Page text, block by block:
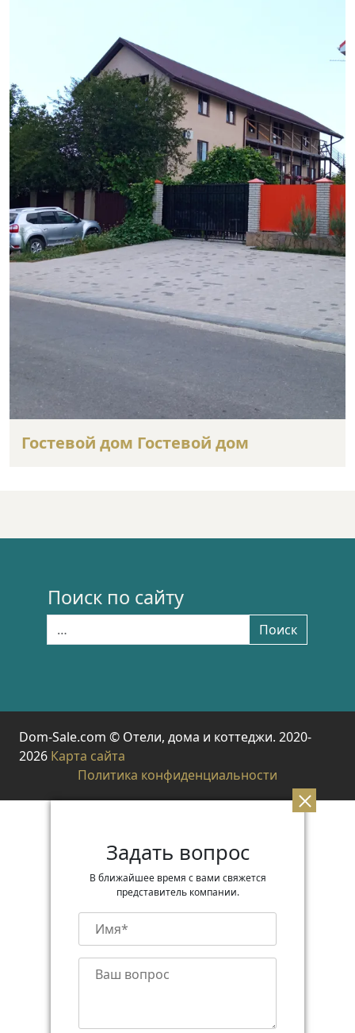
Гостевой дом Гостевой дом
Поиск по сайту
Поиск
Dom-Sale.com © Отели, дома и коттеджи. 2020-
2026 Карта сайта
Политика конфиденциальности
Задать вопрос
В ближайшее время с вами свяжется
представитель компании.